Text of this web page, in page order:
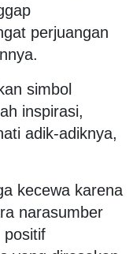
perjuangan
simbol
inspirasi,
adik-adiknya,
kecewa karena
narasumber
positif